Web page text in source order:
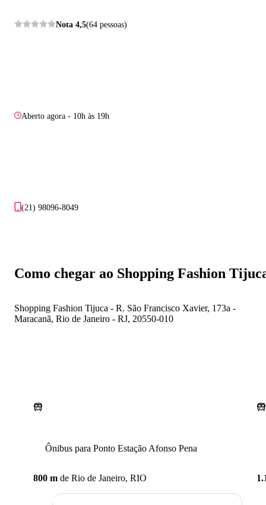
Nota 4,5(64 pessoas)
Aberto agora - 10h às 19h
(21) 98096-8049
Como chegar ao Shopping Fashion
Shopping Fashion Tijuca - R. São Francisco Xavier, 173a -
Maracanã, Rio de Janeiro - RJ, 20550-010
Ônibus para Ponto Estação Afonso Pena
800 m de Rio de Janeiro, RIO